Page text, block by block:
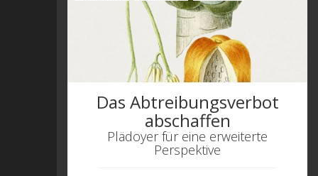
Das Abtreibungsverbot
abschaffen
Plädoyer für eine erweiterte
Perspektive